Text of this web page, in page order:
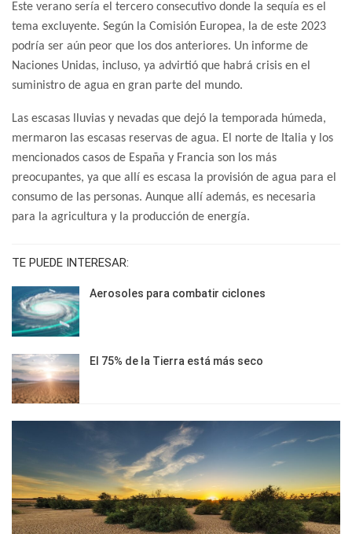
Este verano sería el tercero consecutivo donde la sequía es el
tema excluyente. Según la Comisión Europea, la de este 2023
podría ser aún peor que los dos anteriores. Un informe de
Naciones Unidas, incluso, ya advirtió que habrá crisis en el
suministro de agua en gran parte del mundo.
Las escasas lluvias y nevadas que dejó la temporada húmeda,
mermaron las escasas reservas de agua. El norte de Italia y los
mencionados casos de España y Francia son los más
preocupantes, ya que allí es escasa la provisión de agua para el
consumo de las personas. Aunque allí además, es necesaria
para la agricultura y la producción de energía.
TE PUEDE INTERESAR:
Aerosoles para combatir ciclones
El 75% de la Tierra está más seco